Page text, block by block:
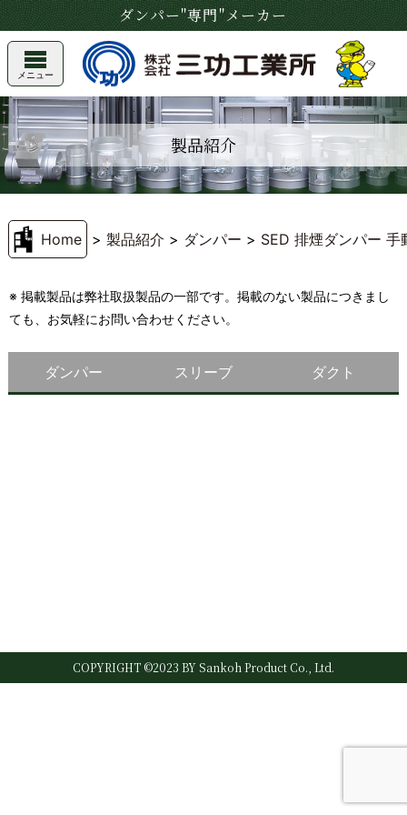
ダンパー"専門"メーカー
メニュー
製品紹介
Home > 製品紹介 > ダンパー > SED 排煙ダンパー
※ 掲載製品は弊社取扱製品の一部です。掲載のない製品につきまし
ても、お気軽にお問い合わせください。
ダンパー スリーブ ダクト
COPYRIGHT ©2023 BY Sankoh Product Co., Ltd.